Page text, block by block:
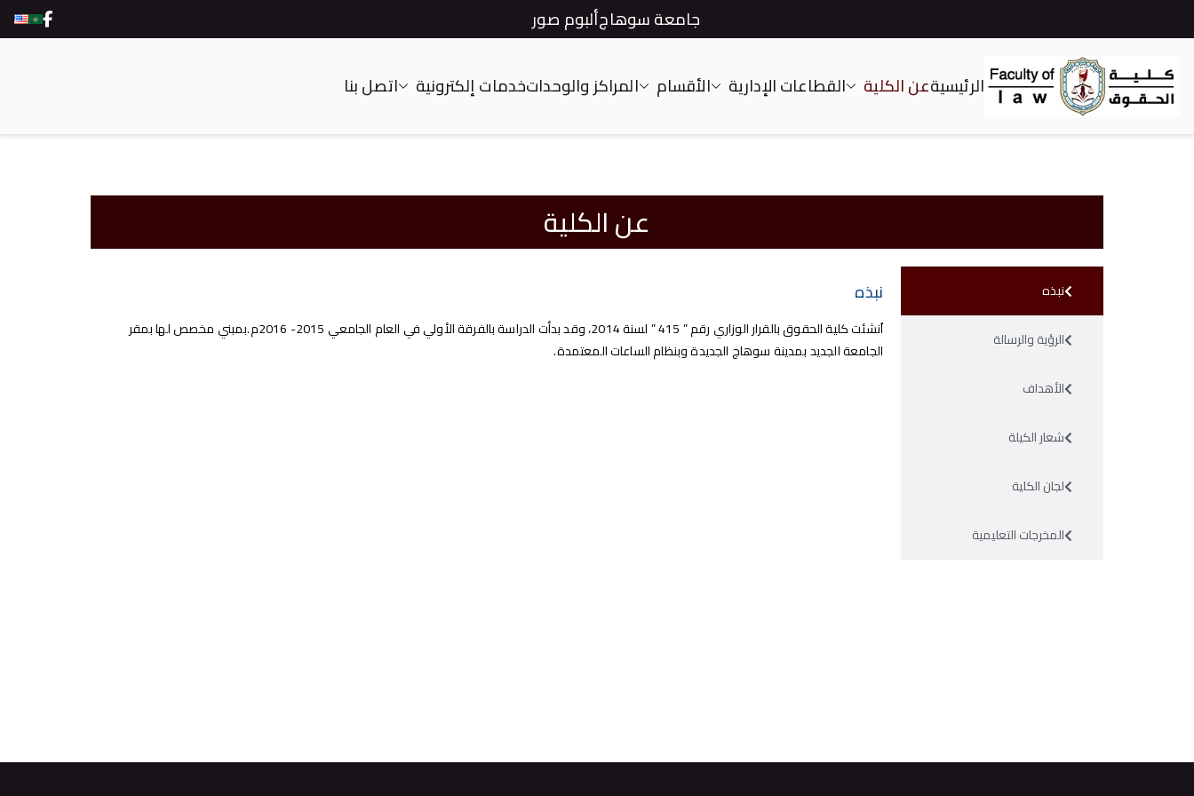
جامعة سوهاجألبوم صور
الرئيسيةعن الكلية القطاعات الإدارية الأقسام المراكز والوحداتخدمات إلكترونية اتصل بنا
عن الكلية
نبذه
الرؤية والرسالة
الأهداف
شعار الكيلة
لجان الكلية
المخرجات التعليمية
نبذه
اُنشئت كلية الحقوق بالقرار الوزاري رقم ” 415 ” لسنة 2014، وقد بدأت الدراسة بالفرقة الأولي في العام الجامعي 2015- 2016م.بمبني مخصص لها بمقر
الجامعة الجديد بمدينة سوهاج الجديدة وبنظام الساعات المعتمدة.